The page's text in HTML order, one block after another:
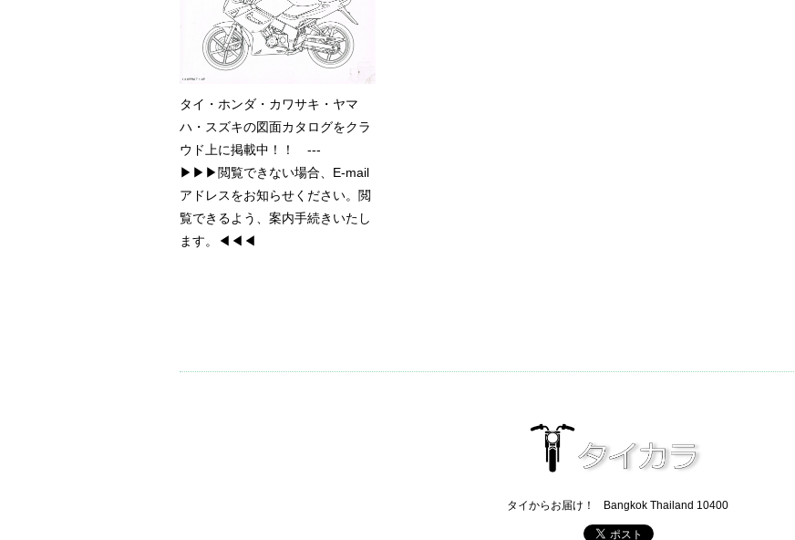
タイ・ホンダ・カワサキ・ヤマ
ハ・スズキの図面カタログをクラ
ウド上に掲載中！！ ---
▶▶▶閲覧できない場合、E-mail
アドレスをお知らせください。閲
覧できるよう、案内手続きいたし
ます。◀◀◀
タイからお届け！ Bangkok Thailand 10400